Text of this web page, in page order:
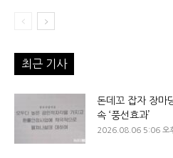
최근 기사
돈데꼬 잡자 장마
속 ‘풍선효과’
2026.08.06 5:06 오